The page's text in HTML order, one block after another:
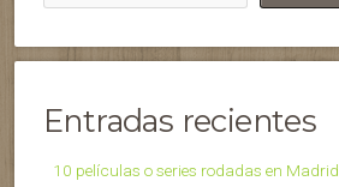
Entradas recientes
10 películas o series rodadas en Madrid